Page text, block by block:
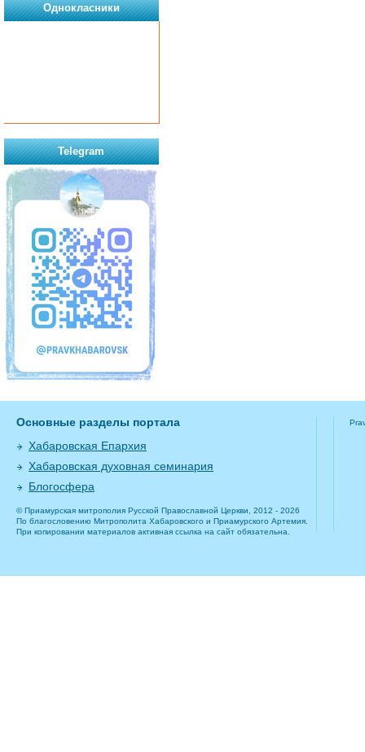
Однокласники
Telegram
Основные разделы портала
Хабаровская Епархия
Хабаровская духовная семинария
Блогосфера
© Приамурская митрополия Русской Православной Церкви, 2012 - 2026
По благословению Митрополита Хабаровского и Приамурского Артемия.
При копировании материалов активная ссылка на сайт обязательна.